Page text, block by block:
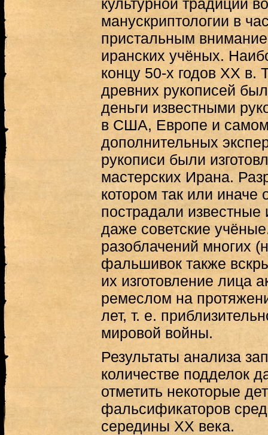
культурной традиции
манускриптологии в
пристальным
иранских учёных.
концу 50-х годов XX в.
древних рукописей
деньги известными
в США, Европе и
дополнительных
рукописи были
мастерских Ирана.
котором так или
пострадали
даже советские
разоблачений многих
фальшивок также
их изготовление лица
ремеслом на
лет, т. е.
мировой войны.
Результаты анализа
количестве подделок
отметить некоторые
фальсификаторов
середины ХХ века.